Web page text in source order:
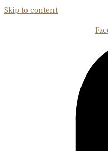
Skip to content